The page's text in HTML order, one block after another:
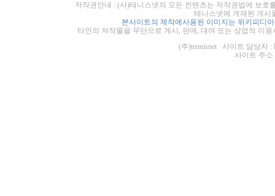
저작권안내 : (사)테니스넷의 모든 컨텐츠는 저작권법에 보
테니스넷에 게재된 게시
본사이트의 제작에사용된 이미지는 위키피디
타인의 저작물을 무단으로 게시, 판매, 대여 또는 상업적 이
(주)tennisnet 사이트 담당자 :
사이트 주